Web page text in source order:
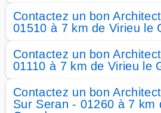
Contactez un bon
01510 à 7 km de Virieu le
Contactez un bon
01110 à 7 km de Virieu le
Contactez un bon
Sur Seran - 01260 à 7 km